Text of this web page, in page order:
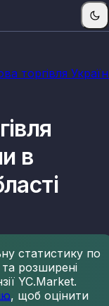
торгівля
в
статистику по
розширені
YC.Market.
, щоб оцінити